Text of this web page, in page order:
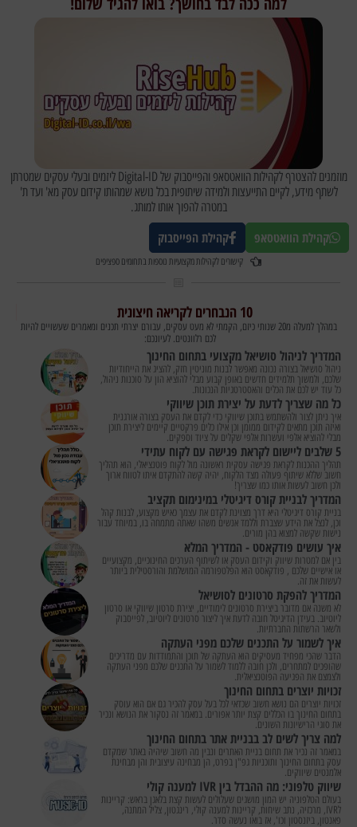
מוזמנים להצטרף לקהילות הוואטסאפ והפייסבוק של Digital-ID ליזמים ובעלי עסקים שמטרתן
לשתף מידע, לקיים התייעצות ולמידה שיתופית בכל נושא שמהותו קידום עסק מא' ועד ת'
במטרה להפוך אותו למותג.
קהילת הוואטסאפ קהילת הפייסבוק
קישורים לקהילות מקצועיות נוספות בתחומים ספציפים
10 הנבחרים לקריאה חיצונית
במהלך למעלה מ20 שנותי כיזם, הקמתי לא מעט עסקים, עבורם יצרתי תכנים ומאמרים שעשויים להיות
לכם רלוונטים. לעיונכם:
המדריך לניהול סושיאל מקצועי בתחום החינוך
ניהול סושיאל בצורה נכונה מאפשר לבנות מוניטין חזק, להציג את הייחודיות
שלכם, ולמשוך תלמידים חדשים באופן קבוע מבלי להוציא הון על סוכנות ניהול,
כל עוד יש לכם את הכלים והאסטרטגיות הנכונות.
כל מה שצריך לדעת על יצירת תוכן שיווקי
איך ניתן לצור ולהשתמש בתוכן שיווקי כדי לקדם את העסק בצורה אורגנית
ואיזה תוכן מתאים לקידום ממומן וכן אילו כלים פרקטיים קיימים ליצירת תוכן
מבלי להוציא אלפי ועשרות אלפי שקלים על ציוד וספקים.
5 שלבים ליישום לקראת פגישה עם לקוח עתידי
תהליך ההכנות לקראת פגישה עסקית ראשונה מול לקוח פוטנציאלי, הוא תהליך
חשוב שללא שיתוף פעולה מצד הלקוח, יהיה קשה להתקדם איתו לטווח ארוך
ולכן חשוב לעשות אותו כמו שצריך!
המדריך לבניית קורס דיגיטלי במינימום תקציב
בניית קורס דיגיטלי היא דרך מצוינת לקדם את עצמך כאיש מקצוע, לבנות קהל
וכן, לנצל את הידע שצברת וללמד אנשים משהו שאתה מתמחה בו, במיוחד עבור
נישות שקשה למצוא בהן מורים.
איך עושים פודקאסט - המדריך המלא
בין אם למטרות שיווק וקידום העסק או לשיתוף הערכים החינוכיים, מקצועיים
או אישיים שלכם , פודקאסט הוא הפלטפורמה המושלמת והורסטילית ביותר
לעשות את זה.
המדריך להפקת סרטונים לסושיאל
לא משנה אם מדובר ביצירת סרטונים לימודיים, יצירת סרטון שיווקי או סרטון
ליוטיוב. בעידן הדיגיטל חובה לדעת איך ליצור סרטונים ליוטיוב, לפייסבוק
ולשאר הרשתות החברתיות.
איך לשמור על התכנים שלכם מפני העתקה
הדבר שהכי מפחיד מעסיקים הוא העתקה של תוכן והתמודדות עם מדריכים
שהופכים למתחרים, ולכן חובה ללמוד לשמור על התכנים שלכם מפני העתקה
ולצמצם את הפגיעה הפוטנציאלית.
זכויות יוצרים בתחום החינוך
זכויות יוצרים הם נושא חשוב שכדאי לכל בעל עסק להכיר גם אם הוא עוסק
בתחום החינוך בו הכללים קצת יותר אפורים. במאמר זה נסקור את הנושא ונכיר
את סוגי הרישיונות השונים.
למה צריך לשים לב בבניית אתר בתחום החינוך
במאמר זה נכיר את תחום בניית האתרים ונבין מה חשוב שיהיה באתר שמקדם
עסק בתחום החינוך ותוכניות גפ"ן בפרט, הן מבחינה עיצובית והן מבחינת
אלמנטים שיווקים.
שיווק טלפוני: מה ההבדל בין IVR למענה קולי
בעולם הטלפוניה יש המון מושגים שעלולים לעשות קצת בלאגן בראש: קריינות
לIVR, מרכזיה, נתב שיחות, קריינות למענה קולי, רינגטון, צליל המתנה,
פאנטון, ביזנסטון וכו', אז בואו נעשה סדר.